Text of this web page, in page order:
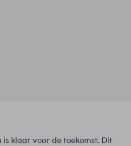
is klaar voor de toekomst. Dit